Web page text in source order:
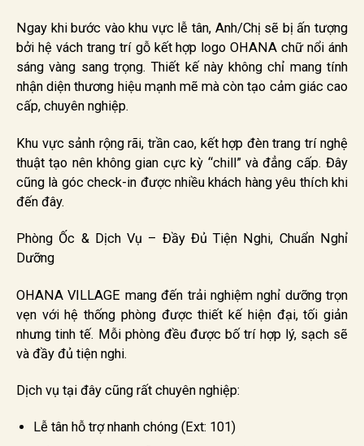
Ngay khi bước vào khu vực lễ tân, Anh/Chị sẽ bị ấn tượng
bởi hệ vách trang trí gỗ kết hợp logo OHANA chữ nổi ánh
sáng vàng sang trọng. Thiết kế này không chỉ mang tính
nhận diện thương hiệu mạnh mẽ mà còn tạo cảm giác cao
cấp, chuyên nghiệp.
Khu vực sảnh rộng rãi, trần cao, kết hợp đèn trang trí nghệ
thuật tạo nên không gian cực kỳ “chill” và đẳng cấp. Đây
cũng là góc check-in được nhiều khách hàng yêu thích khi
đến đây.
Phòng Ốc & Dịch Vụ – Đầy Đủ Tiện Nghi, Chuẩn Nghỉ
Dưỡng
OHANA VILLAGE mang đến trải nghiệm nghỉ dưỡng trọn
vẹn với hệ thống phòng được thiết kế hiện đại, tối giản
nhưng tinh tế. Mỗi phòng đều được bố trí hợp lý, sạch sẽ
và đầy đủ tiện nghi.
Dịch vụ tại đây cũng rất chuyên nghiệp:
Lễ tân hỗ trợ nhanh chóng (Ext: 101)